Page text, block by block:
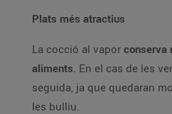
Plats més atractius
La cocció al vapor conserva
aliments. En el cas de les
seguida, ja que quedaran
les bulliu.